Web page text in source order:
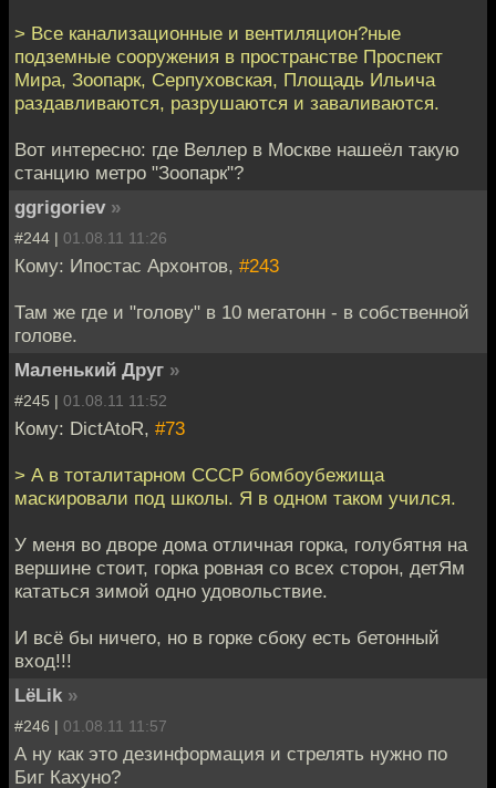
> Все канализационные и вентиляцион?ные
подземные сооружения в пространстве Проспект
Мира, Зоопарк, Серпуховская, Площадь Ильича
раздавливаются, разрушаются и заваливаются.
Вот интересно: где Веллер в Москве нашеёл такую
станцию метро "Зоопарк"?
ggrigoriev »
#244 | 01.08.11 11:26
Кому: Ипостас Архонтов, #243
Там же где и "голову" в 10 мегатонн - в собственной
голове.
Маленький Друг »
#245 | 01.08.11 11:52
Кому: DictAtoR, #73
> А в тоталитарном СССР бомбоубежища
маскировали под школы. Я в одном таком учился.
У меня во дворе дома отличная горка, голубятня на
вершине стоит, горка ровная со всех сторон, детЯм
кататься зимой одно удовольствие.
И всё бы ничего, но в горке сбоку есть бетонный
вход!!!
LёLik »
#246 | 01.08.11 11:57
А ну как это дезинформация и стрелять нужно по
Биг Кахуно?